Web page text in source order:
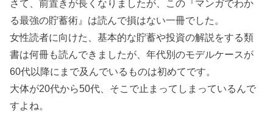
さて、前置きが長くなりましたが、この『マンガでわか
る最強の貯蓄術』は読んで損はない一冊でした。
女性読者に向けた、基本的な貯蓄や投資の解説をする類
書は何冊も読んできましたが、年代別のモデルケースが
60代以降にまで及んでいるものは初めてです。
大体が20代から50代、そこで止まってしまっているんで
すよね。